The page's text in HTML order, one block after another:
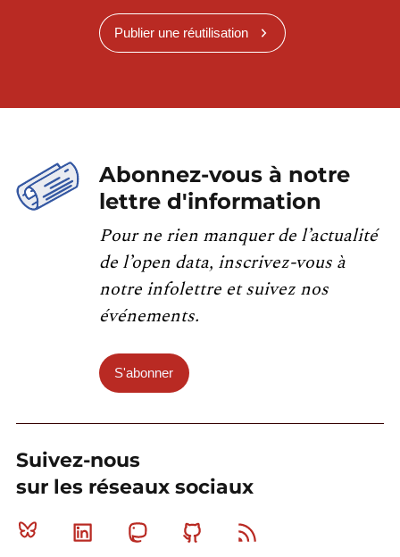
Publier une réutilisation
Abonnez-vous à notre
lettre d'information
Pour ne rien manquer de l’actualité
de l’open data, inscrivez-vous à
notre infolettre et suivez nos
événements.
S'abonner
Suivez-nous
sur les réseaux sociaux
Bluesky Linkedin MastodonGithub